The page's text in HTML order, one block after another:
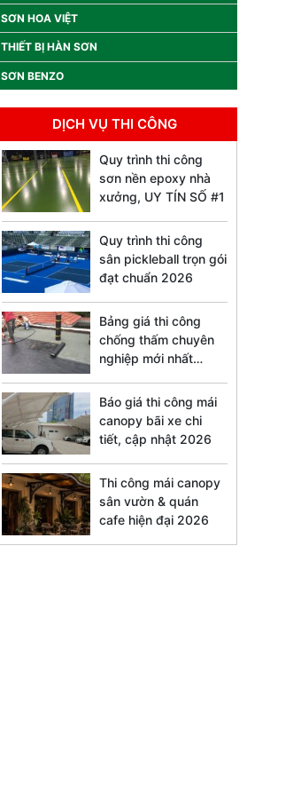
SƠN HOA VIỆT
THIẾT BỊ HÀN SƠN
SƠN BENZO
DỊCH VỤ THI CÔNG
Quy trình thi công
sơn nền epoxy nhà
xưởng, UY TÍN SỐ #1
Quy trình thi công
sân pickleball trọn gói
đạt chuẩn 2026
Bảng giá thi công
chống thấm chuyên
nghiệp mới nhất
Báo giá thi công mái
canopy bãi xe chi
tiết, cập nhật 2026
Thi công mái canopy
sân vườn & quán
cafe hiện đại 2026